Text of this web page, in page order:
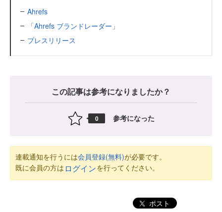
Ahrefs
「Ahrefs ブランドレーダー」
プレスリリース
この記事は参考になりましたか？
0 参考になった
連載通知を行うには会員登録(無料)が必要です。
既に会員の方は ログインを行ってください。
ポスト